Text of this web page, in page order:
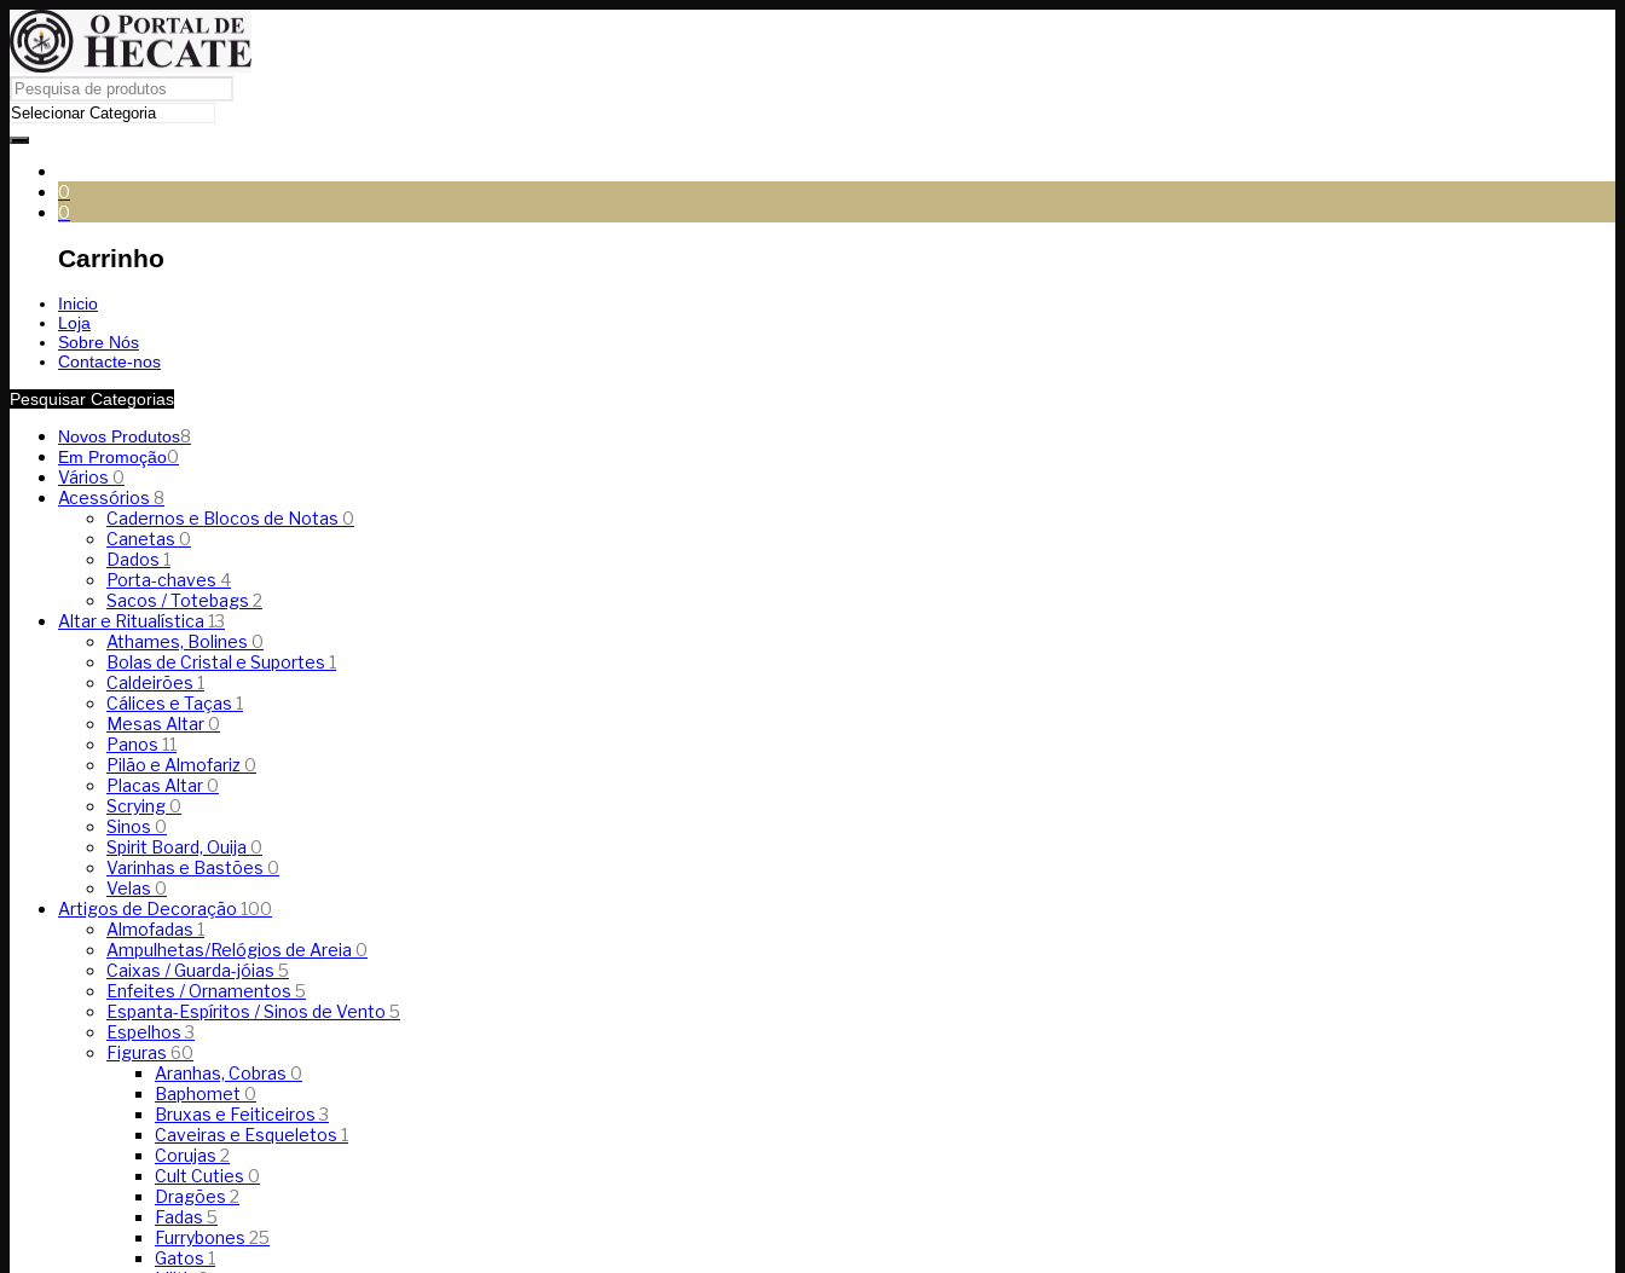
0
0
Carrinho
Inicio
Loja
Sobre Nós
Contacte-nos
Pesquisar Categorias
Novos Produtos8
Em Promoção0
Vários 0
Acessórios 8
Cadernos e Blocos de Notas 0
Canetas 0
Dados 1
Porta-chaves 4
Sacos / Totebags 2
Altar e Ritualística 13
Athames, Bolines 0
Bolas de Cristal e Suportes 1
Caldeirões 1
Cálices e Taças 1
Mesas Altar 0
Panos 11
Pilão e Almofariz 0
Placas Altar 0
Scrying 0
Sinos 0
Spirit Board, Ouija 0
Varinhas e Bastões 0
Velas 0
Artigos de Decoração 100
Almofadas 1
Ampulhetas/Relógios de Areia 0
Caixas / Guarda-jóias 5
Enfeites / Ornamentos 5
Espanta-Espíritos / Sinos de Vento 5
Espelhos3
Figuras 60
Aranhas, Cobras 0
Baphomet 0
Bruxas e Feiticeiros3
Caveiras e Esqueletos 1
Corujas 2
Cult Cuties 0
Dragões 2
Fadas 5
Furrybones 25
Gatos 1